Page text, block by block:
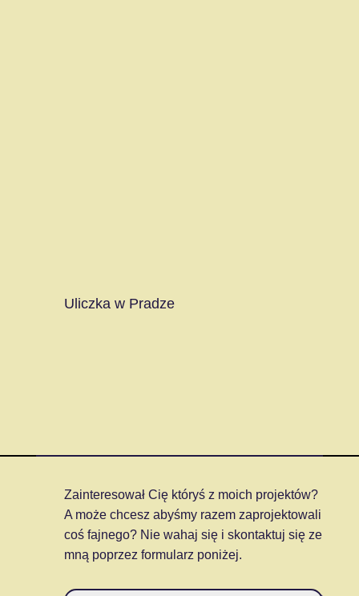
Uliczka w Pradze
Zainteresował Cię któryś z moich projektów?
A może chcesz abyśmy razem zaprojektowali
coś fajnego? Nie wahaj się i skontaktuj się ze
mną poprzez formularz poniżej.